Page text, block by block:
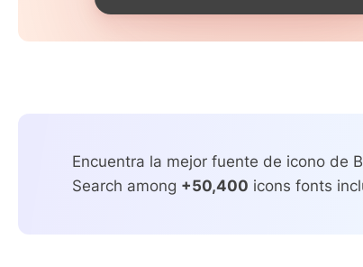
Encuentra la mejor fuente de icono de
Search among +50,400 icons fonts